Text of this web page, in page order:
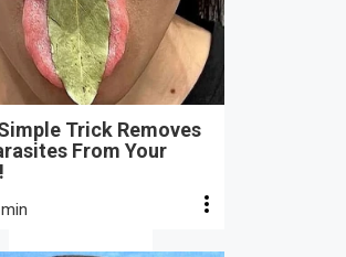
Trick Removes
From Your